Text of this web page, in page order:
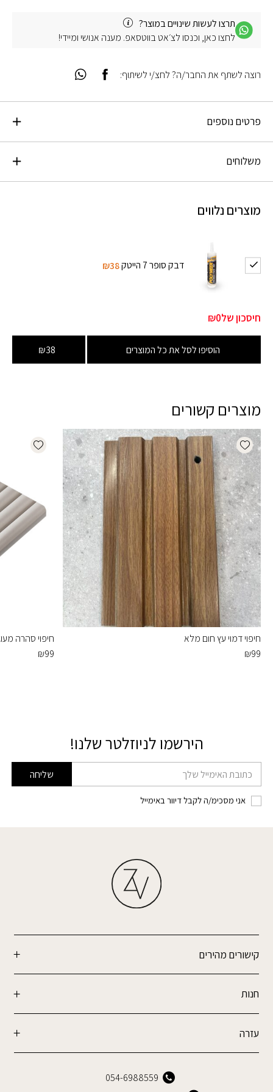
תרצו לעשות שינויים במוצר?
לחצו כאן, וכנסו לצ׳אט בווטסאפ. מענה אנושי ומיידי!
פרטים נוספים
משלוחים
מוצרים נלווים
דבק סופר 7 הייטק ₪38
חיסכון של₪0
הוסיפו לסל את כל המוצרים ₪38
רוצה לשתף את החבר/ה? לחצ/י לשיתוף:
מוצרים קשורים
Add wishlist
חיפוי דמוי עץ חום מלא
₪99
wishlist
חיפוי סהרה
₪99
הירשמו לניוזלטר שלנו!
דוא׳׳ל שליחה
אני מסכימ/ה לקבל דיוור באימייל
קישורים מהירים
חנות
עזרה
054-6988559